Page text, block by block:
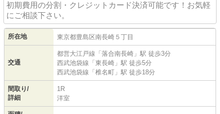
初期費用の分割・クレジットカード決済可能です！お気軽
にご相談下さい。
所在地 東京都豊島区南長崎 ５丁目
交通
都営大江戸線 「 落合南長崎 」駅 徒歩3分
西武池袋線 「 東長崎 」駅 徒歩5分
西武池袋線 「 椎名町 」駅 徒歩18分
間取り/
詳細
1R
洋室